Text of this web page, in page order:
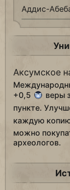
Аддис-
Аксумское
+0,5
веры
пункте.
каждую
можно
археологов.